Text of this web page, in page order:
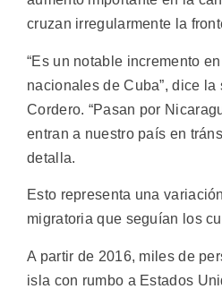
cruzan irregularmente la
“Es un notable incremento
nacionales de Cuba”, dice la
Cordero. “Pasan por
entran a nuestro país en
detalla.
Esto representa una
migratoria que seguían los
A partir de 2016, miles de
isla con rumbo a Estados